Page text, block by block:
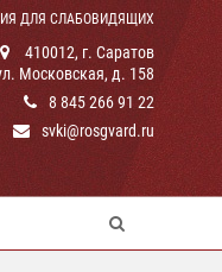
ДЛЯ СЛАБОВИДЯЩИХ
410012, г. Саратов
Московская, д. 158
8 845 266 91 22
svki@rosgvard.ru